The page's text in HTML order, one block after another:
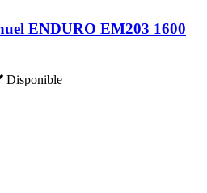
ENDURO EM203 1600
Disponible